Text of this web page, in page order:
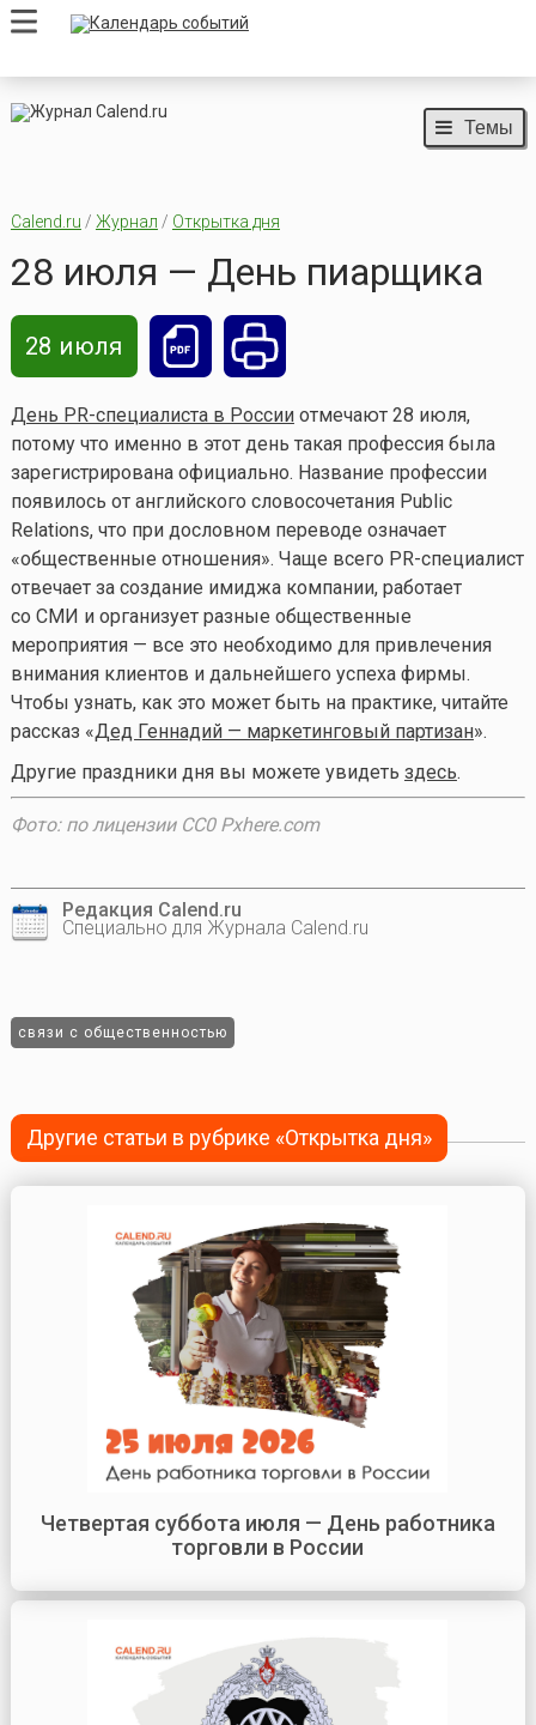
Темы
Calend.ru / Журнал / Открытка дня
28 июля — День пиарщика
28 июля
День PR-специалиста в Россииотмечают 28 июля,
потому что именно в этот день такая профессия была
зарегистрирована официально. Название профессии
появилось от английского словосочетания Public
Relations, что при дословном переводе означает
«общественные отношения». Чаще всего PR-специалист
отвечает за создание имиджа компании, работает
со СМИ и организует разные общественные
мероприятия — все это необходимо для привлечения
внимания клиентов и дальнейшего успеха фирмы.
Чтобы узнать, как это может быть на практике, читайте
рассказ «Дед Геннадий — маркетинговый партизан».
Другие праздники дня вы можете увидеть здесь.
Фото: по лицензии CC0 Pxhere.com
Редакция Calend.ru
Специально для Журнала Calend.ru
связи с общественностью
Другие статьи в рубрике «Открытка дня»
Четвертая суббота июля — День работника
торговли в России